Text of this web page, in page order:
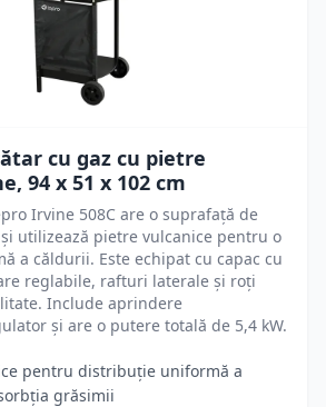
cu gaz cu pietre
94 x 51 x 102 cm
Irvine 508C are o suprafață de
utilizează pietre vulcanice pentru o
a căldurii. Este echipat cu capac cu
reglabile, rafturi laterale și roți
Include aprindere
și are o putere totală de 5,4 kW.
pentru distribuție uniformă a
grăsimii